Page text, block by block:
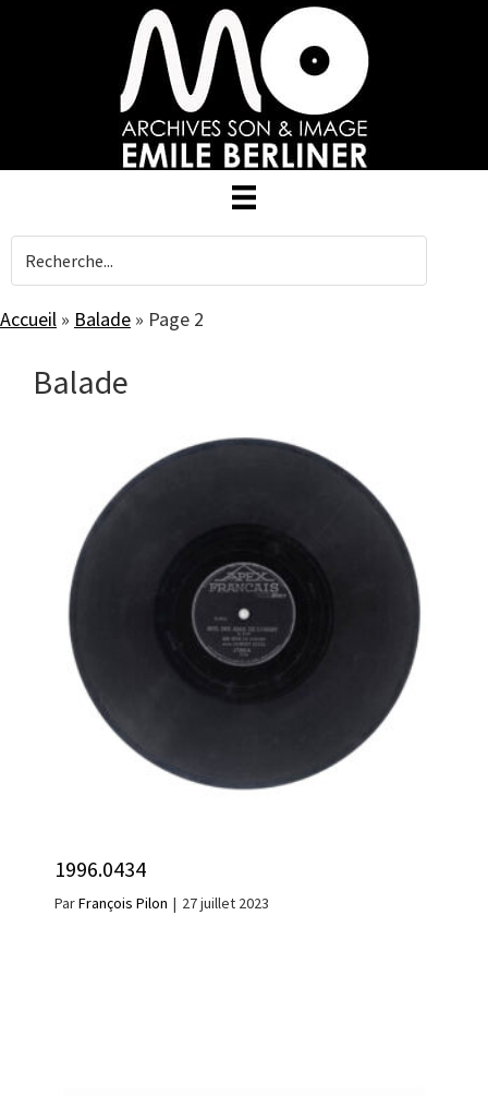
Accueil » Balade » Page 2
Balade
1996.0434
ParFrançois Pilon | 27 juillet 2023